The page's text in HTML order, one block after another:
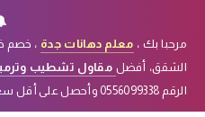
مرحبا بك ، معلم دهانات جدة ، خصم
الشقق، أفضل مقاول تشطيب
الرقم 0556099338 وأحصل على أقل سعر.